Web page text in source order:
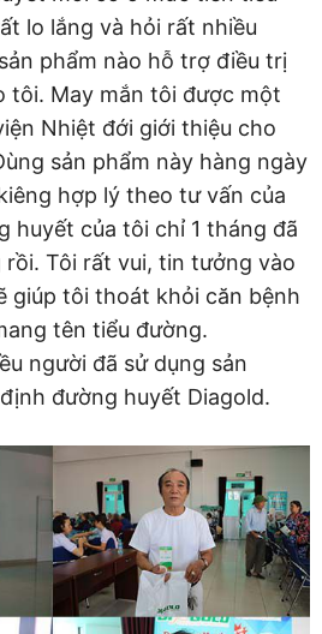
lo lắng và hỏi rất nhiều
phẩm nào hỗ trợ điều trị
tôi. May mắn tôi được một
Nhiệt đới giới thiệu cho
sản phẩm này hàng ngày
hợp lý theo tư vấn của
huyết của tôi chỉ 1 tháng đã
Tôi rất vui, tin tưởng vào
giúp tôi thoát khỏi căn bệnh
tên tiểu đường.
người đã sử dụng sản
đường huyết Diagold.